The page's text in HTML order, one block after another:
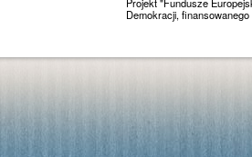
Projekt "Fundusze
Demokracji,